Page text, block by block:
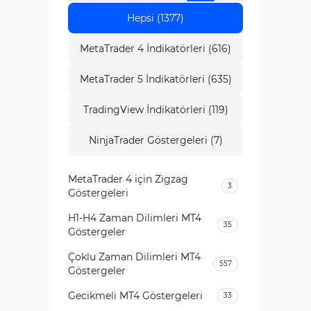
Hepsi (1377)
MetaTrader 4 İndikatörleri (616)
MetaTrader 5 İndikatörleri (635)
TradingView İndikatörleri (119)
NinjaTrader Göstergeleri (7)
MetaTrader 4 için Zigzag
Göstergeleri
3
H1-H4 Zaman Dilimleri MT4
Göstergeler
35
Çoklu Zaman Dilimleri MT4
Göstergeler
557
Gecikmeli MT4 Göstergeleri 33